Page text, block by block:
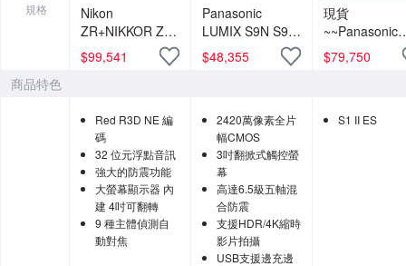
規格
Nikon
ZR+NIKKOR Z
24-70mm F4s
KIT組(含1TB高速
$99,541
Panasonic
LUMIX S9N S9 +
18-40mm 變焦鏡
組 公司貨
$48,355
現貨
~~Panasonic
Lumix
單機身(公司
$79,750
商品特色
Red R3D NE 編
碼
32 位元浮點音訊
強大的防震功能
大螢幕顯示器 內
建 4吋可翻轉
9 種主體偵測自
動對焦
2420萬像素全片
幅CMOS
3吋翻掀式觸控螢
幕
高達6.5級五軸混
合防震
支援HDR/4K縮時
影片拍攝
USB支援邊充邊
S1 II ES